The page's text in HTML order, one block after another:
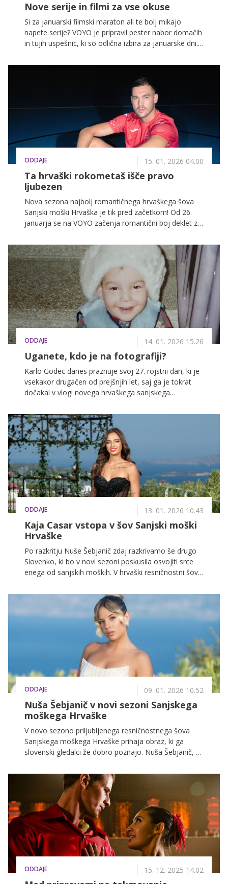
Nove serije in filmi za vse okuse
Si za januarski filmski maraton ali te bolj mikajo
napete serije? VOYO je pripravil pester nabor domačih
in tujih uspešnic, ki so odlična izbira za januarske dni.
ODDAJE 15. 01. 2026 04.00
Ta hrvaški rokometaš išče pravo
ljubezen
Nova sezona najbolj romantičnega hrvaškega šova
Sanjski moški Hrvaška je tik pred začetkom! Od 26.
januarja se na VOYO začenja romantični boj deklet za
srbskega modela Petra Rašića naziv sanjskega
moškega letos nosi tudi Zagrebčan, rokometaš Karlo
Godec.
ODDAJE 14. 01. 2026 15.26
Uganete, kdo je na fotografiji?
Karlo Godec danes praznuje svoj 27. rojstni dan, ki je
vsekakor drugačen od prejšnjih let, saj ga je tokrat
dočakal v vlogi novega hrvaškega sanjskega
njegove grške pustolovščine, ki na VOYO prihaja 26.
januarja, je Karlo spregovoril o svojih otroških
spominih.
ODDAJE 13. 01. 2026 10.43
Kaja Casar vstopa v šov Sanjski moški
Hrvaške
Po razkritju Nuše Šebjanič zdaj razkrivamo še drugo
Slovenko, ki bo v novi sezoni poskusila osvojiti srce
enega od sanjskih moških. V hrvaški resničnostni šov
znana kot finalistka prve sezone Sanjskega moškega.
Se bosta Karlo in Petar lahko uprla njenemu šarmu?
ODDAJE 09. 01. 2026 10.52
Nuša Šebjanič v novi sezoni Sanjskega
moškega Hrvaške
V novo sezono priljubljenega resničnostnega šova
Sanjskega moškega Hrvaške prihaja obraz, ki ga
slovenski gledalci že dobro poznajo. Nuša Šebjanič, ki
gumijaste škornje in gojzarje zamenjala za elegantne
pete ter se podala v romantično pustolovščino na
sončno Kreto.
ODDAJE 15. 12. 2025 14.02